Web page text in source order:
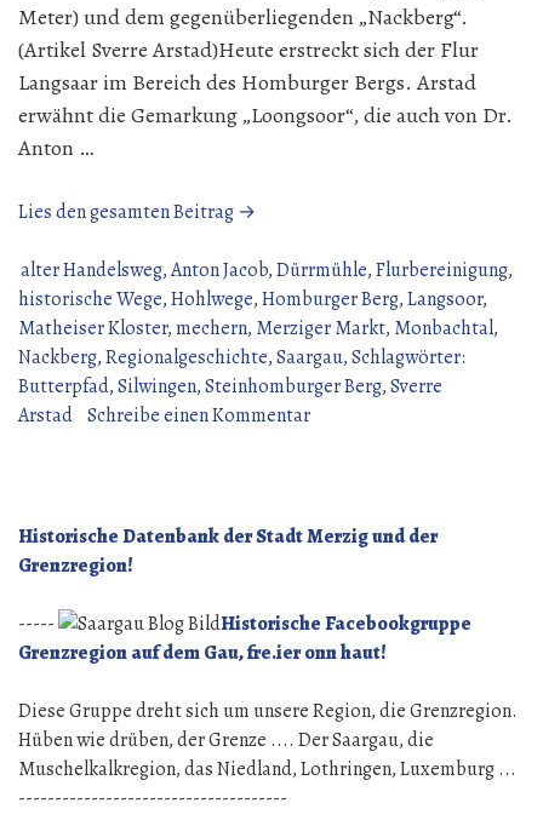
Meter) und dem gegenüberliegenden „Nackberg“.
(Artikel Sverre Arstad)Heute erstreckt sich der Flur
Langsaar im Bereich des Homburger Bergs. Arstad
erwähnt die Gemarkung „Loongsoor“, die auch von Dr.
Anton …
Lies den gesamten Beitrag →
Butterpfad“
alter Handelsweg,Anton Jacob,Dürrmühle,Flurbereinigung,
historische Wege,Hohlwege,Homburger Berg,Langsoor,
Matheiser Kloster,mechern, Merziger Markt, Monbachtal,
Nackberg,Regionalgeschichte,Saargau,Schlagwörter:
Butterpfad,Silwingen,Steinhomburger Berg,Sverre
Arstad Schreibe einen Kommentarzu
Historische Datenbank der Stadt Merzig und der
Grenzregion!
-----
Historische Facebookgruppe
Grenzregion auf dem Gau, fre.ier onn haut!
Diese Gruppe dreht sich um unsere Region, die Grenzregion.
Hüben wie drüben, der Grenze .... Der Saargau, die
Muschelkalkregion, das Niedland, Lothringen, Luxemburg ...
-------------------------------------